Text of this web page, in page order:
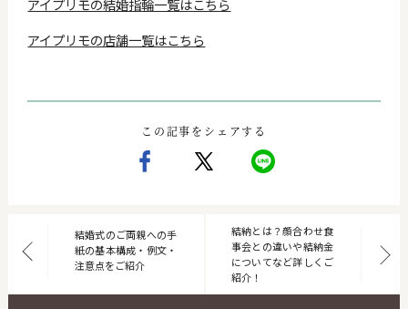
アイプリモの結婚指輪一覧はこちら
アイプリモの店舗一覧はこちら
この記事をシェアする
結婚式のご両親への手
紙の基本構成・例文・
注意点をご紹介
結納とは？顔合わせ食
事会との違いや結納金
についてなど詳しくご
紹介！